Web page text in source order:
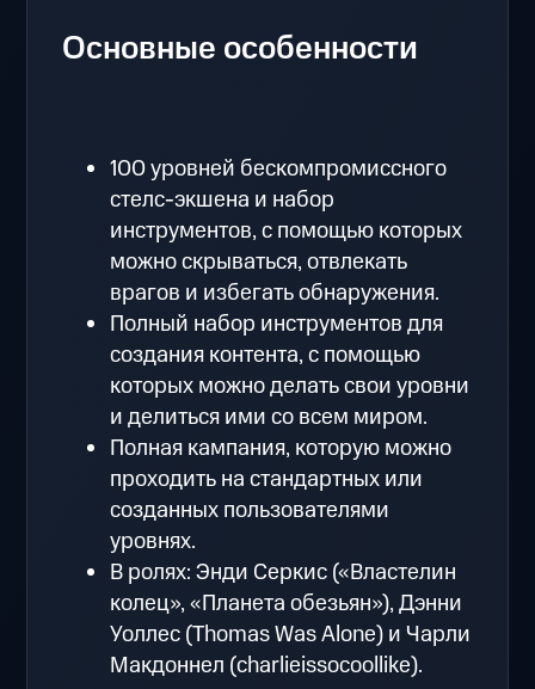
Основные особенности
100 уровней бескомпромиссного
стелс-экшена и набор
инструментов, с помощью которых
можно скрываться, отвлекать
врагов и избегать обнаружения.
Полный набор инструментов для
создания контента, с помощью
которых можно делать свои уровни
и делиться ими со всем миром.
Полная кампания, которую можно
проходить на стандартных или
созданных пользователями
уровнях.
В ролях: Энди Серкис («Властелин
колец», «Планета обезьян»), Дэнни
Уоллес (Thomas Was Alone) и Чарли
Макдоннел (charlieissocoollike).